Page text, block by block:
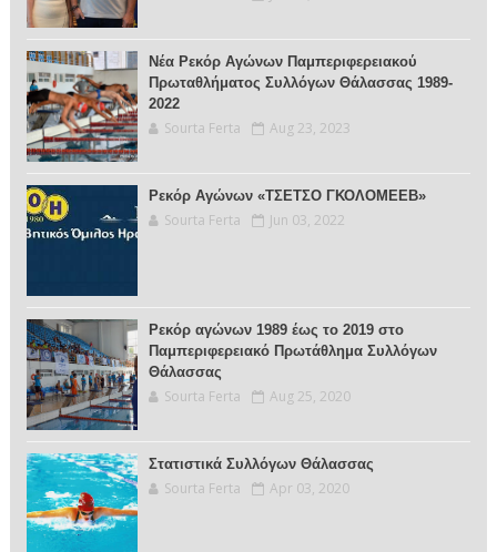
Νέα Ρεκόρ Αγώνων Παμπεριφερειακού
Πρωταθλήματος Συλλόγων Θάλασσας 1989-
2022
Sourta Ferta Aug 23, 2023
Ρεκόρ Αγώνων «ΤΣΕΤΣΟ ΓΚΟΛΟΜΕΕΒ»
Sourta Ferta Jun 03, 2022
Ρεκόρ αγώνων 1989 έως το 2019 στο
Παμπεριφερειακό Πρωτάθλημα Συλλόγων
Θάλασσας
Sourta Ferta Aug 25, 2020
Στατιστικά Συλλόγων Θάλασσας
Sourta Ferta Apr 03, 2020